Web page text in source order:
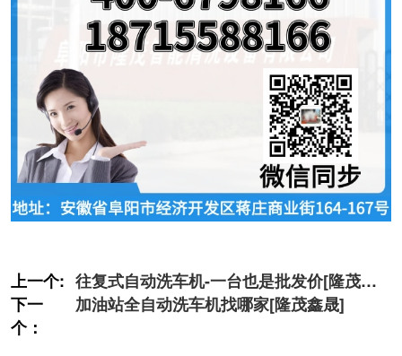
上一个: 往复式自动洗车机-一台也是批发价[隆茂鑫
晟]
下一
个：
加油站全自动洗车机找哪家[隆茂鑫晟]